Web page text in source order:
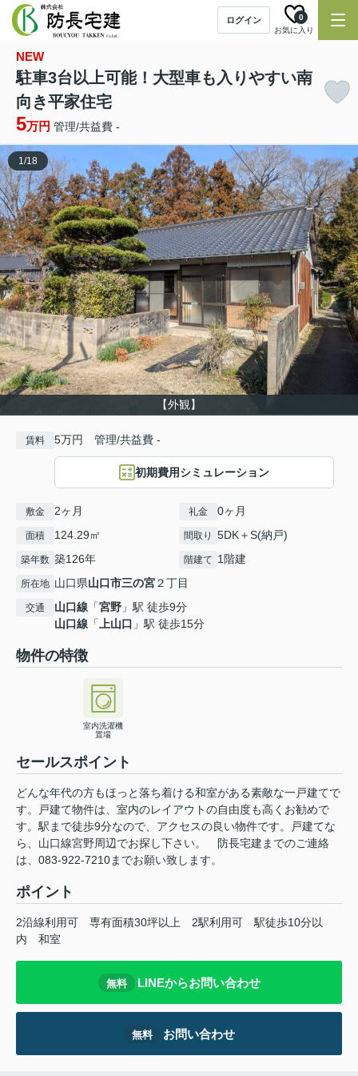
ログイン
お気に入り
0
NEW
駐車3台以上可能！大型車も入りやすい南
向き平家住宅
5万円 管理/共益費 -
【外観】
1/18
賃料 5万円 管理/共益費 -
初期費用シミュレーション
敷金 2ヶ月 礼金 0ヶ月
面積 124.29㎡ 間取り 5DK＋S(納戸)
築年数 築126年 階建て 1階建
所在地 山口県山口市三の宮２丁目
交通 山口線 「宮野 」駅 徒歩9分
山口線 「上山口 」駅 徒歩15分
物件の特徴
室内洗濯機
置場
セールスポイント
どんな年代の方もほっと落ち着ける和室がある素敵な一戸建てで
す。戸建て物件は、室内のレイアウトの自由度も高くお勧めで
す。駅まで徒歩9分なので、アクセスの良い物件です。戸建てな
ら、山口線宮野周辺でお探し下さい。 防長宅建までのご連絡
は、083-922-7210までお願い致します。
ポイント
2沿線利用可 専有面積30坪以上 2駅利用可
駅徒歩10分以
内
和室
無料 LINEからお問い合わせ
無料 お問い合わせ